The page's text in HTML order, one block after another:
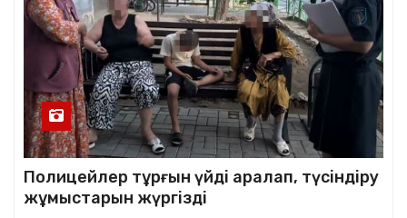
Полицейлер тұрғын үйді аралап, түсіндіру
жұмыстарын жүргізді